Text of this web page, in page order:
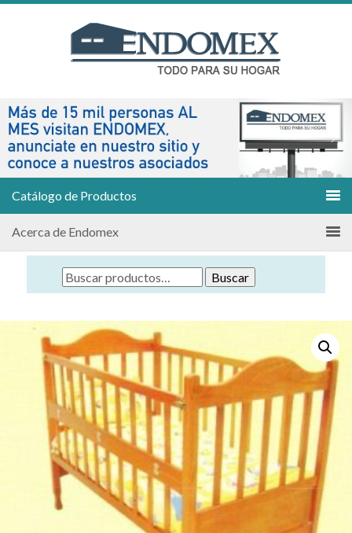
Catálogo de Productos
Acerca de Endomex
Buscar